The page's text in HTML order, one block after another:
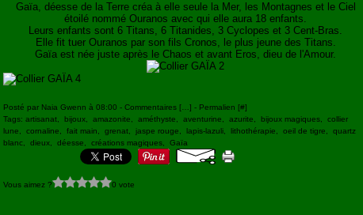
Gaïa, déesse de la Terre créa à elle seule la Mer, les Montagnes et le Ciel
étoilé nommé Ouranos avec qui elle aura 18 enfants.
Leurs enfants sont 6 Titans, 6 Titanides, 3 Cyclopes et 3 Cent-Bras.
Elle fit tuer Ouranos par son fils Cronos, le plus jeune des Titans.
Gaïa est née juste après le Chaos et avant Eros, dieu de l'Amour.
Posté par Naia Gwenn à 08:00 - Commentaires [ ] - Permalien [#]
Tags: artisanat bijoux amazonite améthyste aventurine azurite bijoux magiques
collier
lune
cornaline fait main grenat jaspe rouge lapis-lazuli lithothérapie oeil de tigre
quartz
blanc
dieux déesse créations magiques Gaïa
Vous aimez ? 0 vote